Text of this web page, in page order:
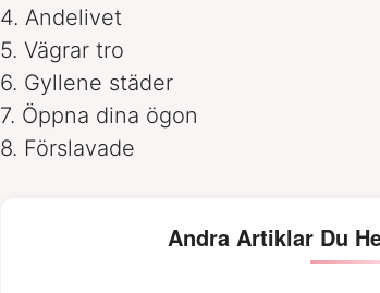
4. Andelivet
5. Vägrar tro
6. Gyllene städer
7. Öppna dina ögon
8. Förslavade
Andra Artiklar Du